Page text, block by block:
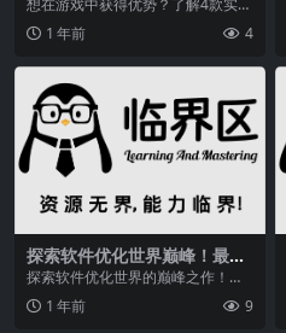
想在游戏中获得优势？了解4款实用
游戏辅助软件，从海量脚本到精准
修改，总有一款适合...
1 年前 4
探索软件优化世界巅峰！最新
最热优化软件排行榜揭晓
探索软件优化世界的巅峰之作！最
新最热的优化软件软件哪个最好用
排行榜揭晓，汇集业界...
1 年前 9